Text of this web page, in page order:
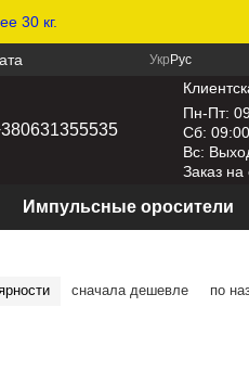
30 кг.
Укр Рус
Пн-Пт:
Сб:
Вс:
Заказ на
Импульсные оросители
сначала дешевле по